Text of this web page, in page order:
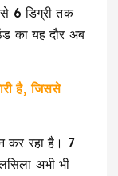
6 डिग्री तक
का यह दौर अब
है, जिससे
कर रहा है। 7
अभी भी